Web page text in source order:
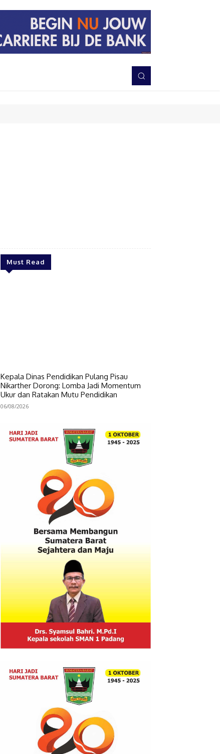
TNI-POLRI
Must Read
Kepala Dinas Pendidikan Pulang Pisau
Nikarther Dorong: Lomba Jadi Momentum
Ukur dan Ratakan Mutu Pendidikan
06/08/2026